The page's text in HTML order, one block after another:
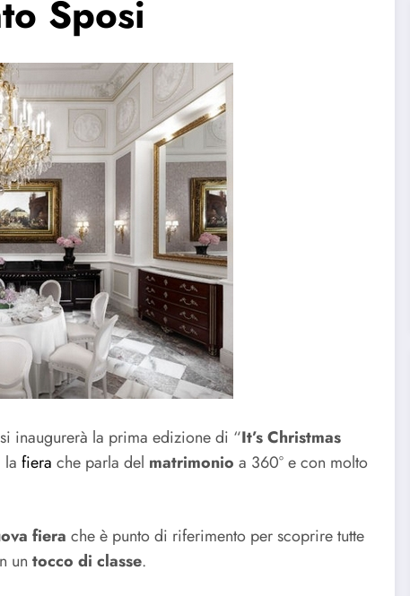
Sposi
si inaugurerà la prima edizione di “It’s Christmas
la fiera che parla del matrimonio a 360° e con molto
fiera che è punto di riferimento per scoprire tutte
un tocco di classe.